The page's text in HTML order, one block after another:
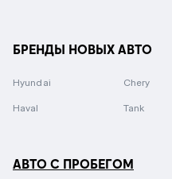
БРЕНДЫ НОВЫХ АВТО
Hyundai Chery
Haval Tank
АВТО С ПРОБЕГОМ